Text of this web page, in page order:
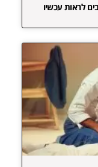
לראות עכשיו